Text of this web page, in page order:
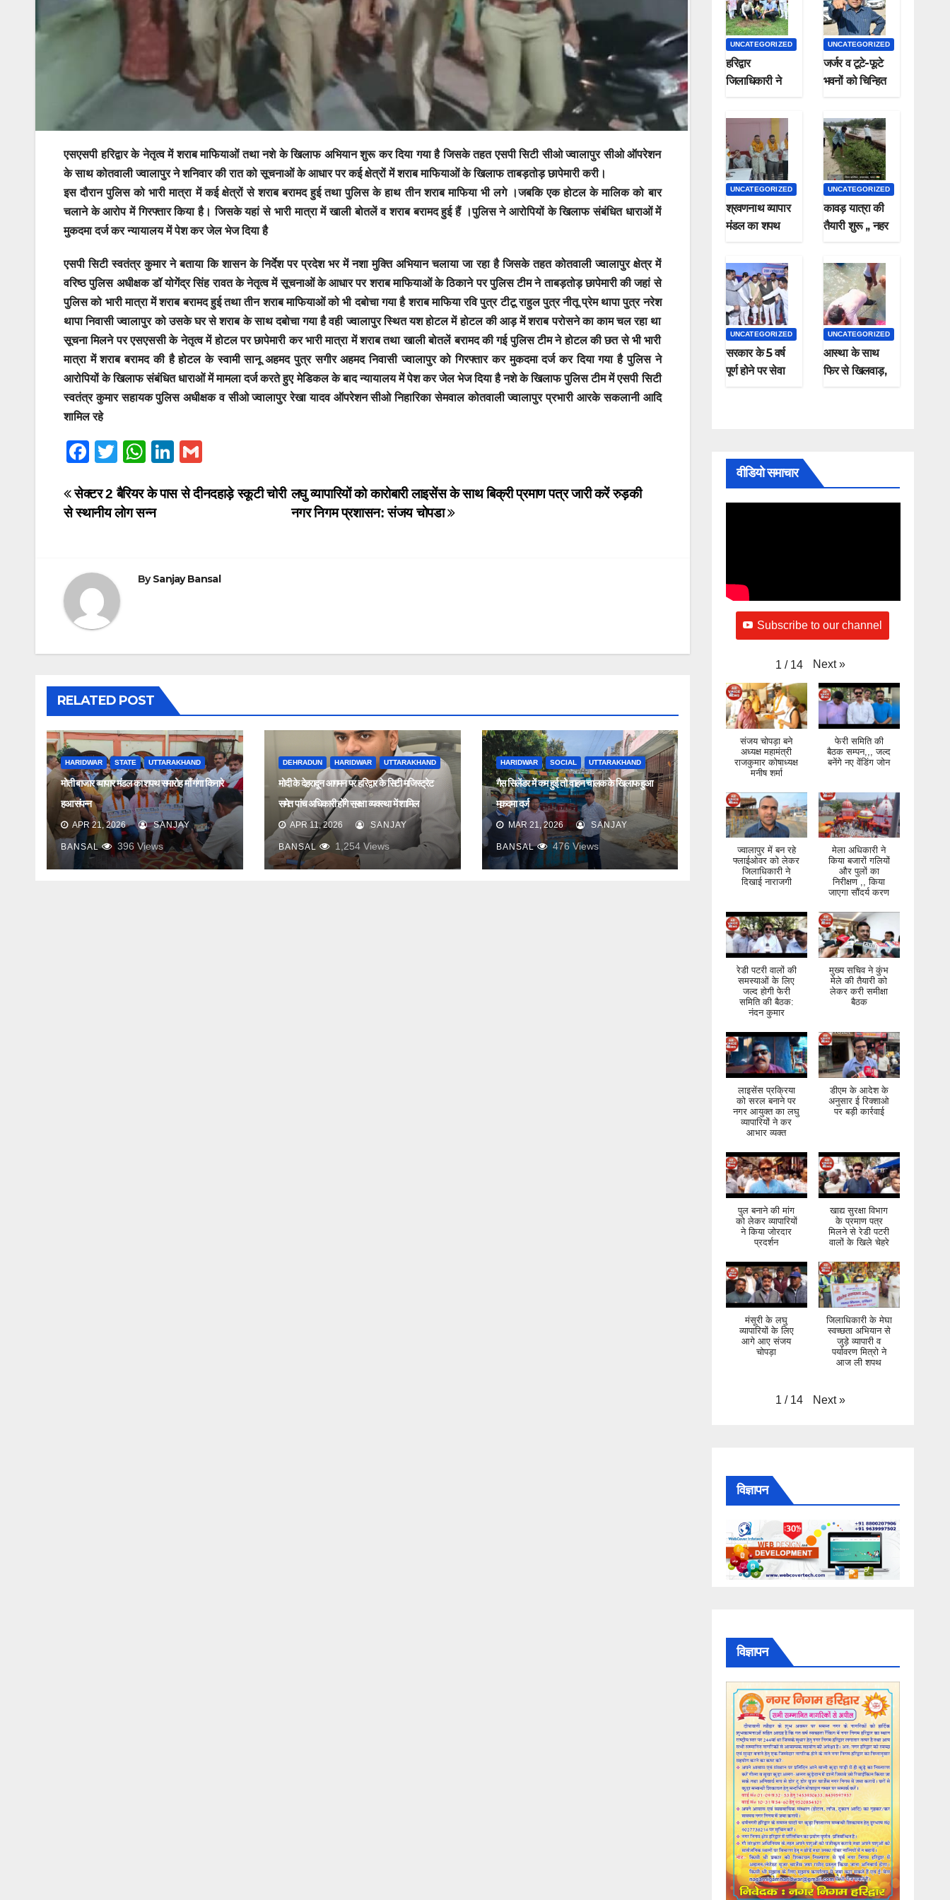
एसएसपी हरिद्वार के नेतृत्व में शराब माफियाओं तथा नशे के खिलाफ अभियान शुरू कर दिया गया है जिसके तहत एसपी सिटी सीओ ज्वालापुर सीओ ऑपरेशन
के साथ कोतवाली ज्वालापुर ने शनिवार की रात को सूचनाओं के आधार पर कई क्षेत्रों में शराब माफियाओं के खिलाफ ताबड़तोड़ छापेमारी करी।
इस दौरान पुलिस को भारी मात्रा में कई क्षेत्रों से शराब बरामद हुई तथा पुलिस के हाथ तीन शराब माफिया भी लगे ।जबकि एक होटल के मालिक को बार
चलाने के आरोप में गिरफ्तार किया है। जिसके यहां से भारी मात्रा में खाली बोतलें व शराब बरामद हुई हैं ।पुलिस ने आरोपियों के खिलाफ संबंधित धाराओं में
मुकदमा दर्ज कर न्यायालय में पेश कर जेल भेज दिया है
एसपी सिटी स्वतंत्र कुमार ने बताया कि शासन के निर्देश पर प्रदेश भर में नशा मुक्ति अभियान चलाया जा रहा है जिसके तहत कोतवाली ज्वालापुर क्षेत्र में
वरिष्ठ पुलिस अधीक्षक डॉ योगेंद्र सिंह रावत के नेतृत्व में सूचनाओं के आधार पर शराब माफियाओं के ठिकाने पर पुलिस टीम ने ताबड़तोड़ छापेमारी की जहां से
पुलिस को भारी मात्रा में शराब बरामद हुई तथा तीन शराब माफियाओं को भी दबोचा गया है शराब माफिया रवि पुत्र टीटू राहुल पुत्र नीतू प्रेम थापा पुत्र नरेश
थापा निवासी ज्वालापुर को उसके घर से शराब के साथ दबोचा गया है वही ज्वालापुर स्थित यश होटल में होटल की आड़ में शराब परोसने का काम चल रहा था
सूचना मिलने पर एसएससी के नेतृत्व में होटल पर छापेमारी कर भारी मात्रा में शराब तथा खाली बोतलें बरामद की गई पुलिस टीम ने होटल की छत से भी भारी
मात्रा में शराब बरामद की है होटल के स्वामी सानू अहमद पुत्र सगीर अहमद निवासी ज्वालापुर को गिरफ्तार कर मुकदमा दर्ज कर दिया गया है पुलिस ने
आरोपियों के खिलाफ संबंधित धाराओं में मामला दर्ज करते हुए मेडिकल के बाद न्यायालय में पेश कर जेल भेज दिया है नशे के खिलाफ पुलिस टीम में एसपी सिटी
स्वतंत्र कुमार सहायक पुलिस अधीक्षक व सीओ ज्वालापुर रेखा यादव ऑपरेशन सीओ निहारिका सेमवाल कोतवाली ज्वालापुर प्रभारी आरके सकलानी आदि
शामिल रहे
F
c
e
o
k
T
tt
er
W
at
s
p
Li
k
ail
Post
लघु व्यापारियों को कारोबारी लाइसेंस के साथ बिक्री प्रमाण पत्र जारी करें रुड़की
नगर निगम प्रशासन: संजय चोपडा
सेक्टर 2 बैरियर के पास से दीनदहाड़े स्कूटी चोरी
से स्थानीय लोग सन्न
BySanjay Bansal
RELATED POST
HARIDWAR STATE UTTARAKHAND
मोती बाजार व्यापार मंडल का शपथ समारोह माँ गंगा किनारे
हुआ संपन्न
APR 21, 2026 SANJAY
BANSAL 396 Views
DEHRADUN HARIDWAR UTTARAKHAND
मोदी के देहरादून आगमन पर हरिद्वार के सिटी मजिस्ट्रेट
समेत पांच अधिकारी होंगे सुरक्षा व्यवस्था में शामिल
APR 11, 2026 SANJAY
BANSAL 1,254Views
HARIDWAR SOCIAL UTTARAKHAND
गैस सिलेंडर में कम हुई तो वाहन चालक के खिलाफ हुआ
मुकदमा दर्ज
MAR 21, 2026 SANJAY
BANSAL 476Views
UNCATEGORIZED
हरिद्वार
जिलाधिकारी ने
मनाया हरेला पर्व
UNCATEGORIZED
जर्जर व टूटे-फूटे
भवनों को चिन्हित
जिलाधिकारी ने दिए
निर्देश*
UNCATEGORIZED
श्रवणनाथ व्यापार
मंडल का शपथ
UNCATEGORIZED
कावड़ यात्रा की
तैयारी शुरू ,, नहर
सफाई कार्य
UNCATEGORIZED
सरकार के 5 वर्ष
पूर्ण होने पर सेवा
UNCATEGORIZED
आस्था के साथ
फिर से खिलवाड़,
वीडियो समाचार
Subscribe to our channel
1 / 14 Next »
संजय चोपड़ा बने
अध्यक्ष महामंत्री
राजकुमार कोषाध्यक्ष
मनीष शर्मा
फेरी समिति की
बैठक सम्पन,,, जल्द
बनेंगे नए वेंडिंग जोन
ज्वालापुर में बन रहे
फ्लाईओवर को लेकर
जिलाधिकारी ने
दिखाई नाराजगी
मेला अधिकारी ने
किया बजारों गलियों
और पुलों का
निरीक्षण ,, किया
जाएगा सौंदर्य करण
रेडी पटरी वालों की
समस्याओं के लिए
जल्द होगी फेरी
समिति की बैठक:
नंदन कुमार
मुख्य सचिव ने कुंभ
मेले की तैयारी को
लेकर करी समीक्षा
बैठक
लाइसेंस प्रक्रिया
को सरल बनाने पर
नगर आयुक्त का लघु
व्यापारियों ने कर
आभार व्यक्त
डीएम के आदेश के
अनुसार ई रिक्शाओ
पर बड़ी कार्रवाई
पुल बनाने की मांग
को लेकर व्यापारियों
ने किया जोरदार
प्रदर्शन
खाद्य सुरक्षा विभाग
के प्रमाण पत्र
मिलने से रेडी पटरी
वालों के खिले चेहरे
मंसूरी के लघु
व्यापारियों के लिए
आगे आए संजय
चोपड़ा
जिलाधिकारी के मेघा
स्वच्छता अभियान से
जुड़े व्यापारी व
पर्यावरण मित्रो ने
आज ली शपथ
1 / 14 Next »
विज्ञापन
विज्ञापन